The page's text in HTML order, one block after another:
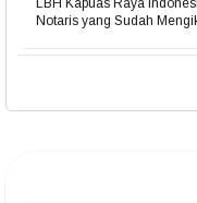
Notaris yang Sudah